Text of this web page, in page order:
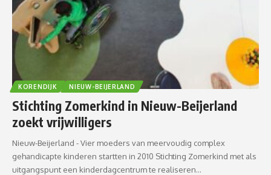
KORENDIJK NIEUW-BEIJERLAND
Stichting Zomerkind in Nieuw-Beijerland
zoekt vrijwilligers
Nieuw-Beijerland - Vier moeders van meervoudig complex
gehandicapte kinderen startten in 2010 Stichting Zomerkind met als
uitgangspunt een kinderdagcentrum te realiseren…